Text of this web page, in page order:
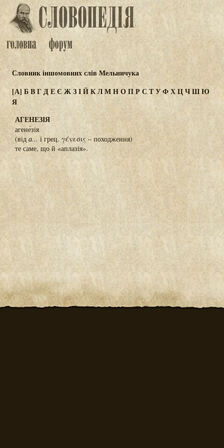
Словник іншомовних слів Мельничука
[А] БВГДЕЄ ЖЗІЙКЛМНОПРСТУФХЦЧШЮ
Я
АГЕНЕЗІЯ
агене́зія
(від а... і грец. γένεσις – походження)
те саме, що й «аплазія».